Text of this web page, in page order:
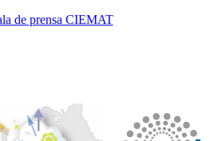
de prensa CIEMAT